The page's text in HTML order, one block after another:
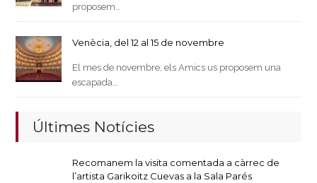
proposem…
Venècia, del 12 al 15 de novembre
El mes de novembre, els Amics us proposem una
escapada…
Últimes Notícies
Recomanem la visita comentada a càrrec de
l’artista Garikoitz Cuevas a la Sala Parés